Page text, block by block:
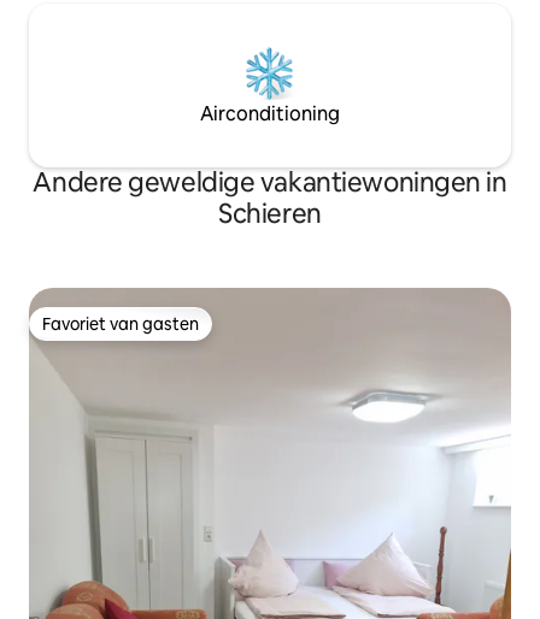
Airconditioning
Andere geweldige vakantiewoningen in
Schieren
Favoriet van gasten
Favoriet van gasten